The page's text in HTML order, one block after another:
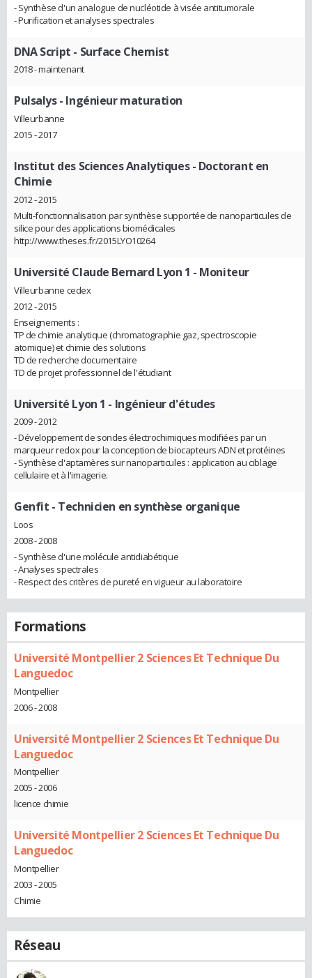
- Synthèse d'un analogue de nucléotide à visée antitumorale
- Purification et analyses spectrales
DNA Script - Surface Chemist
2018 - maintenant
Pulsalys- Ingénieur maturation
Villeurbanne
2015 - 2017
Institut des Sciences Analytiques- Doctorant en
Chimie
2012 - 2015
Multi-fonctionnalisation par synthèse supportée de nanoparticules de
silice pour des applications biomédicales
http://www.theses.fr/2015LYO10264
Université Claude Bernard Lyon 1 - Moniteur
Villeurbanne cedex
2012 - 2015
Enseignements :
TP de chimie analytique (chromatographie gaz, spectroscopie
atomique) et chimie des solutions
TD de recherche documentaire
TD de projet professionnel de l'étudiant
Université Lyon 1 - Ingénieur d'études
2009 - 2012
- Développement de sondes électrochimiques modifiées par un
marqueur redox pour la conception de biocapteurs ADN et protéines
- Synthèse d'aptamères sur nanoparticules : application au ciblage
cellulaire et à l'imagerie.
Genfit - Technicien en synthèse organique
Loos
2008 - 2008
- Synthèse d'une molécule antidiabétique
- Analyses spectrales
- Respect des critères de pureté en vigueur au laboratoire
Formations
Université Montpellier 2 Sciences Et Technique Du
Languedoc
Montpellier
2006 - 2008
Université Montpellier 2 Sciences Et Technique Du
Languedoc
Montpellier
2005 - 2006
licence chimie
Université Montpellier 2 Sciences Et Technique Du
Languedoc
Montpellier
2003 - 2005
Chimie
Réseau